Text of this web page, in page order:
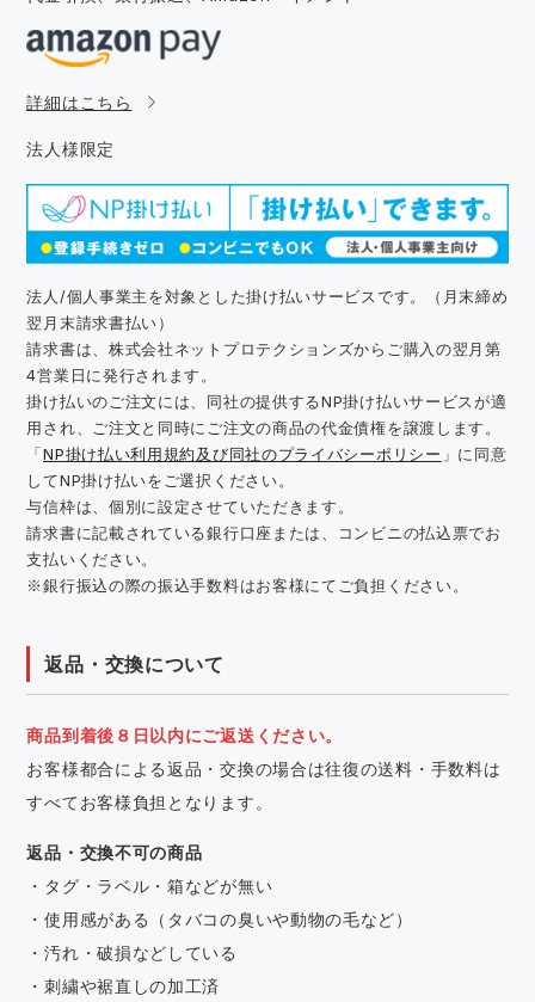
詳細はこちら
法人様限定
法人/個人事業主を対象とした掛け払いサービスです。（月末締め
翌月末請求書払い）
請求書は、株式会社ネットプロテクションズからご購入の翌月第
4営業日に発行されます。
掛け払いのご注文には、同社の提供するNP掛け払いサービスが適
用され、ご注文と同時にご注文の商品の代金債権を譲渡します。
「NP掛け払い利用規約及び同社のプライバシーポリシー 」に同意
してNP掛け払いをご選択ください。
与信枠は、個別に設定させていただきます。
請求書に記載されている銀行口座または、コンビニの払込票でお
支払いください。
※銀行振込の際の振込手数料はお客様にてご負担ください。
返品・交換について
商品到着後８日以内にご返送ください。
お客様都合による返品・交換の場合は往復の送料・手数料は
すべてお客様負担となります。
返品・交換不可の商品
・タグ・ラベル・箱などが無い
・使用感がある（タバコの臭いや動物の毛など）
・汚れ・破損などしている
・刺繍や裾直しの加工済